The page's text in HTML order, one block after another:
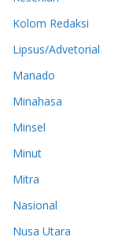
Kolom Redaksi
Lipsus/Advetorial
Manado
Minahasa
Minsel
Minut
Mitra
Nasional
Nusa Utara